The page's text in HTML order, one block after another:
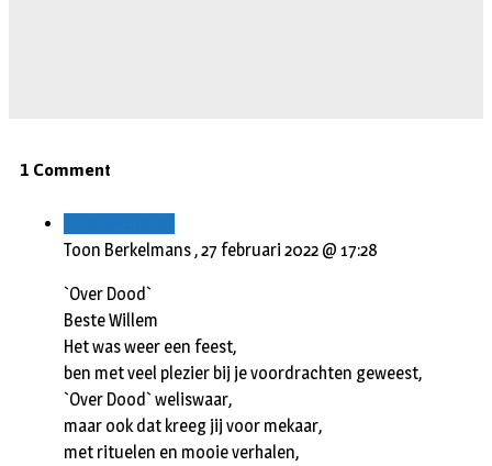
1 Comment
Toon Berkelmans ,27 februari 2022 @ 17:28
`Over Dood`
Beste Willem
Het was weer een feest,
ben met veel plezier bij je voordrachten geweest,
`Over Dood` weliswaar,
maar ook dat kreeg jij voor mekaar,
met rituelen en mooie verhalen,